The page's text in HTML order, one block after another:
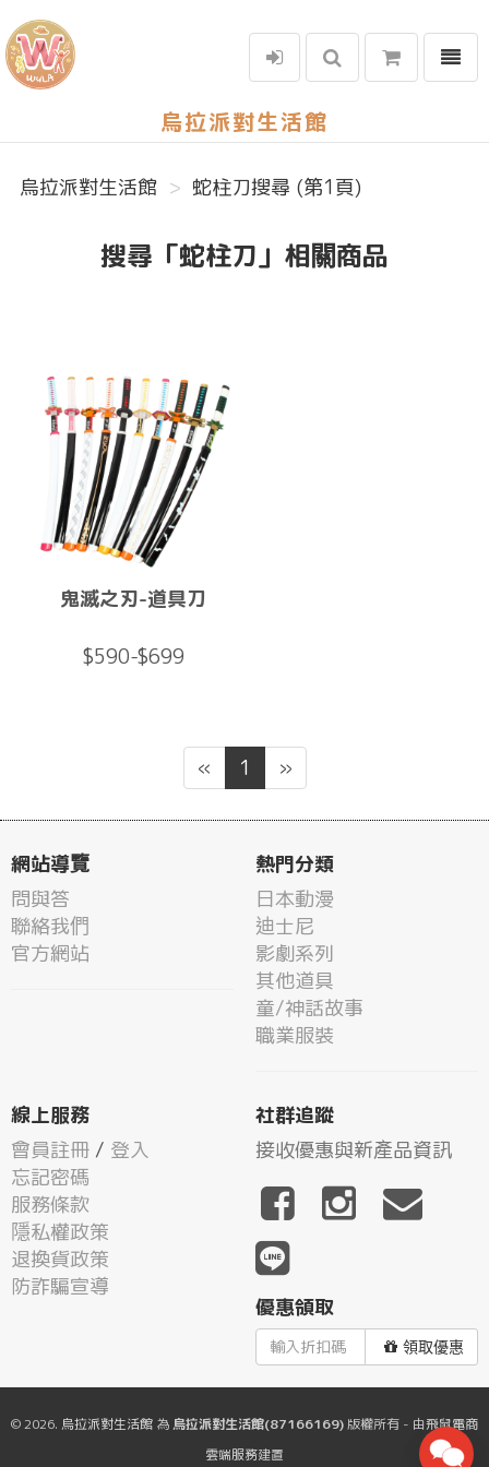
烏拉派對生活館
選單
烏拉派對生活館 蛇柱刀搜尋 (第1頁)
搜尋「蛇柱刀」相關商品
鬼滅之刃-道具刀
$590-$699
« 1 »
網站導覽
問與答
聯絡我們
官方網站
熱門分類
日本動漫
迪士尼
影劇系列
其他道具
童/神話故事
職業服裝
線上服務
會員註冊 / 登入
忘記密碼
服務條款
隱私權政策
退換貨政策
防詐騙宣導
社群追蹤
接收優惠與新產品資訊
優惠領取
領取優惠
© 2026. 烏拉派對生活館 為 烏拉派對生活館(87166169)版權所有 - 由飛鼠電商
雲端服務建置